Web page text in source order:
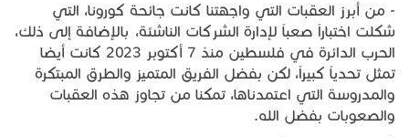
- من أبرز العقبات التي واجهتنا كانت جائحة كورونا، التي
شكلت اختباراً صعباً لإدارة الشركات الناشئة، بالإضافة إلى ذلك،
الحرب الدائرة في فلسطين منذ 7 أكتوبر 2023 كانت أيضا
تمثل تحدياً كبيراً، لكن بفضل الفريق المتميز والطرق المبتكرة
والمدروسة التي اعتمدناها، تمكنا من تجاوز هذه العقبات
والصعوبات بفضل الله.